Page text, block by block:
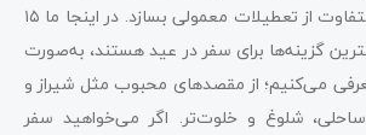
باشد و هم تجربه‌ای متفاوت از تعطیلات معمولی بسازد. در اینجا ما ۱۵
گزینه‌ها برای سفر در عید هستند، به‌صورت
می‌کنیم؛ از مقصدهای محبوب مثل شیراز و
شلوغ و خلوت‌تر. اگر می‌خواهید سفر